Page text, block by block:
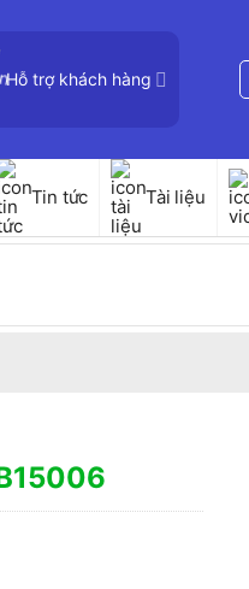
Hỗ trợ khách hàng
Tin tức Tài liệu